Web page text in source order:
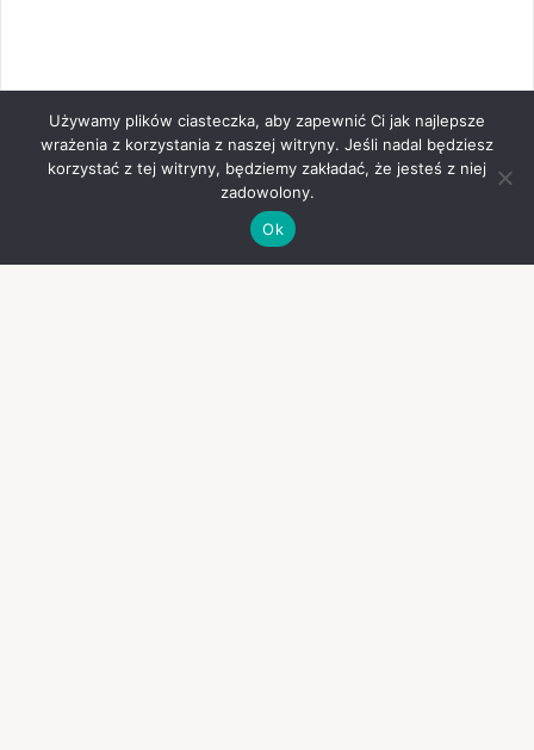
Używamy plików ciasteczka, aby zapewnić Ci jak najlepsze
wrażenia z korzystania z naszej witryny. Jeśli nadal będziesz
korzystać z tej witryny, będziemy zakładać, że jesteś z niej
zadowolony.
Ok